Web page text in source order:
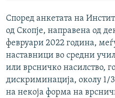
Според анкетата на
од Скопје, направена од
февруари 2022 година,
наставници во средни
или врсничко насилство,
дискриминација, околу 1/
на некоја форма на